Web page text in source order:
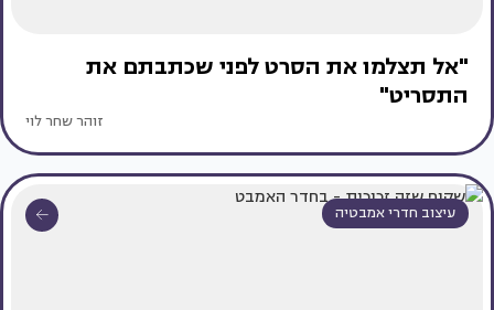
"אל תצלמו את הסרט לפני שכתבתם את
התסריט"
זוהר שחר לוי
עיצוב חדרי אמבטיה